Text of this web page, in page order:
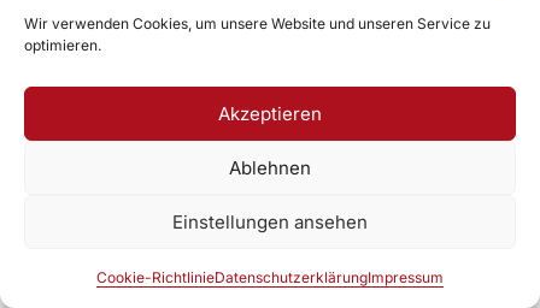
Wir verwenden Cookies, um unsere Website und unseren Service zu
optimieren.
Akzeptieren
Ablehnen
Einstellungen ansehen
Cookie-RichtlinieDatenschutzerklärungImpressum
Zur DAV Webseite